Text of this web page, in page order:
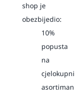
shop je
obezbijedio:
10%
popusta
na
cjelokupni
asortiman